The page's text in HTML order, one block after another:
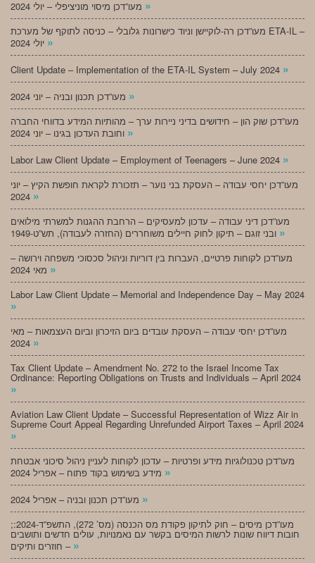
»
מעו”דכן רה-לוקיישן וניוד כישרונות גלובלי – כניסה לתוקף של מערכת ETA-IL –
»
Client Update – Implementation of the ETA-IL System – July 2024 »
»
מעו”דכן שוק הון – חידושים בדיני ניירות ערך – מהותיות המידע בדווחי החברה
»
Labor Law Client Update – Employment of Teenagers – June 2024 »
מעו”דכן יחסי עבודה – העסקת בני נוער – תזכורת לקראת חופשת הקיץ – יוני
»
מעו”דכן דיני עבודה – עדכון למעסיקים – הרחבת ההגנות למשרתי מילואים
»
מעו”דכן לקוחות פרטיים, העברות בין דוריות וניהול סכסוכי משפחה וירושה –
»
Labor Law Client Update – Memorial and Independence Day – May 2024
»
מעו”דכן יחסי עבודה – העסקת עובדים ביום הזיכרון וביום העצמאות – מאי
»
Tax Client Update – Amendment No. 272 to the Israel Income Tax
Ordinance: Reporting Obligations on Trusts and Individuals – April 2024
»
Aviation Law Client Update – Successful Representation of Wizz Air in
Supreme Court Appeal Regarding Unrefunded Airport Taxes – April 2024
»
מעו”דכן טכנולוגיות מידע ופרטיות – עדכון לקוחות לעניין ניהול סיכוני אבטחת
»
»
;מעו”דכן מיסים – חוק לתיקון פקודת מס הכנסה (מס’ 272), התשפ”ד-2024:
חובות דיווח שונות לרשות המיסים בקשר עם נאמנויות, עולים חדשים ותושבים
חוזרים ותיקים – »